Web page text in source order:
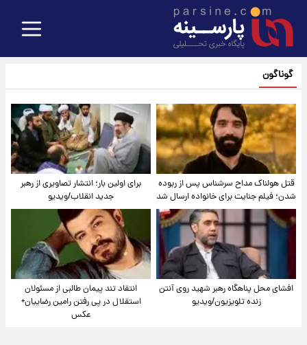
گوناگون
قتل هولناک مداح سرشناس پس از ربوده
شدن؛ فیلم جنایت برای خانواده ارسال شد
برای اولین بار؛ انتشار تصاویری از رهبر
جدید انقلاب/ویدیو
افشای محل پناهگاه‌ رهبر شهید روی آنتن
زنده تلویزیون/ویدیو
انتقاد تند پیمان طالبی از مسئولان
استقلال در پی رفتن رامین رضاییان+
عکس